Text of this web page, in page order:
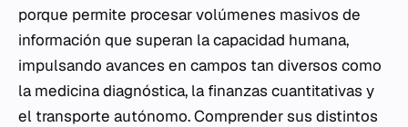
porque permite procesar volúmenes masivos de
información que superan la capacidad humana,
impulsando avances en campos tan diversos como
la medicina diagnóstica, la finanzas cuantitativas y
el transporte autónomo. Comprender sus distintos